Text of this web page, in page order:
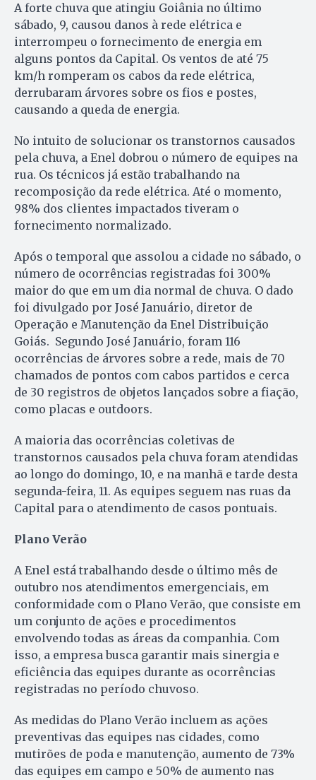
A forte chuva que atingiu Goiânia no último
sábado, 9, causou danos à rede elétrica e
interrompeu o fornecimento de energia em
alguns pontos da Capital. Os ventos de até 75
km/h romperam os cabos da rede elétrica,
derrubaram árvores sobre os fios e postes,
causando a queda de energia.
No intuito de solucionar os transtornos causados
pela chuva, a Enel dobrou o número de equipes na
rua. Os técnicos já estão trabalhando na
recomposição da rede elétrica. Até o momento,
98% dos clientes impactados tiveram o
fornecimento normalizado.
Após o temporal que assolou a cidade no sábado, o
número de ocorrências registradas foi 300%
maior do que em um dia normal de chuva. O dado
foi divulgado por José Januário, diretor de
Operação e Manutenção da Enel Distribuição
Goiás. Segundo José Januário, foram 116
ocorrências de árvores sobre a rede, mais de 70
chamados de pontos com cabos partidos e cerca
de 30 registros de objetos lançados sobre a fiação,
como placas e outdoors.
A maioria das ocorrências coletivas de
transtornos causados pela chuva foram atendidas
ao longo do domingo, 10, e na manhã e tarde desta
segunda-feira, 11. As equipes seguem nas ruas da
Capital para o atendimento de casos pontuais.
Plano Verão
A Enel está trabalhando desde o último mês de
outubro nos atendimentos emergenciais, em
conformidade com o Plano Verão, que consiste em
um conjunto de ações e procedimentos
envolvendo todas as áreas da companhia. Com
isso, a empresa busca garantir mais sinergia e
eficiência das equipes durante as ocorrências
registradas no período chuvoso.
As medidas do Plano Verão incluem as ações
preventivas das equipes nas cidades, como
mutirões de poda e manutenção, aumento de 73%
das equipes em campo e 50% de aumento nas